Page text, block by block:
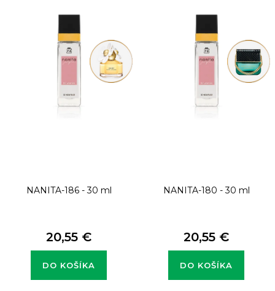
NANITA-186 - 30 ml
20,55 €
DO KOŠÍKA
NANITA-180 - 30 ml
20,55 €
DO KOŠÍKA